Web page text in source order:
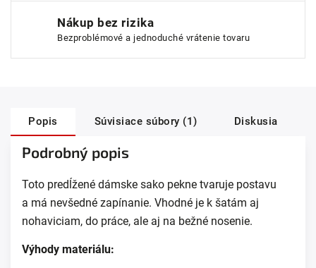
Nákup bez rizika
Bezproblémové a jednoduché vrátenie tovaru
Popis Súvisiace súbory (1) Diskusia
Podrobný popis
Toto predĺžené dámske sako pekne tvaruje postavu
a má nevšedné zapínanie. Vhodné je k šatám aj
nohaviciam, do práce, ale aj na bežné nosenie.
Výhody materiálu: